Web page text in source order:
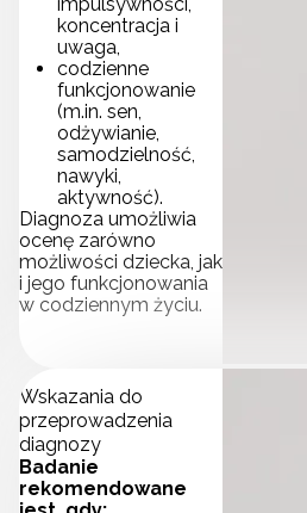
koncentracja i
uwaga,
codzienne
funkcjonowanie
(m.in. sen,
odżywianie,
samodzielność,
nawyki,
aktywność).
Diagnoza umożliwia
ocenę zarówno
możliwości dziecka, jak
i jego funkcjonowania
w codziennym życiu.
Wskazania do
przeprowadzenia
diagnozy
Badanie
rekomendowane